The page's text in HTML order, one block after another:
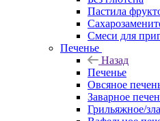
Пастила
Смеси для
Печенье
Назад
Печенье
Овсяное
Заварное
Грильяжное/